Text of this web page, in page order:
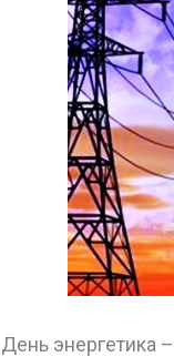
День энергетика